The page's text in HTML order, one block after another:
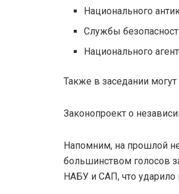
Национального
Службы
Национального
Также в заседании могут
Законопроект о
Напомним, на прошлой
большинством голосов
НАБУ и САП, что ударило